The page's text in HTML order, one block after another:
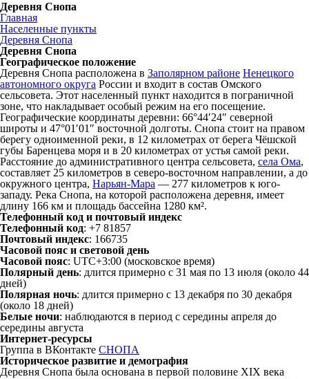
Деревня Снопа
Главная
Населенные пункты
Деревня Снопа
Деревня Снопа
Географическое положение
Деревня Снопа расположена в Заполярном районе Ненецкого
автономного округа России и входит в состав Омского
сельсовета. Этот населенный пункт находится в пограничной
зоне, что накладывает особый режим на его посещение.
Географические координаты деревни: 66°44′24″ северной
широты и 47°01′01″ восточной долготы. Снопа стоит на правом
берегу одноименной реки, в 12 километрах от берега Чёшской
губы Баренцева моря и в 20 километрах от устья самой реки.
Расстояние до административного центра сельсовета, села Ома,
составляет 25 километров в северо-восточном направлении, а до
окружного центра, Нарьян-Мара — 277 километров к юго-
западу. Река Снопа, на которой расположена деревня, имеет
длину 166 км и площадь бассейна 1280 км².
Телефонный код и почтовый индекс
Телефонный код: +7 81857
Почтовый индекс: 166735
Часовой пояс и световой день
Часовой пояс: UTC+3:00 (московское время)
Полярный день: длится примерно с 31 мая по 13 июля (около 44
дней)
Полярная ночь: длится примерно с 13 декабря по 30 декабря
(около 18 дней)
Белые ночи: наблюдаются в период с середины апреля до
середины августа
Интернет-ресурсы
Группа в ВКонтакте СНОПА
Историческое развитие и демография
Деревня Снопа была основана в первой половине XIX века